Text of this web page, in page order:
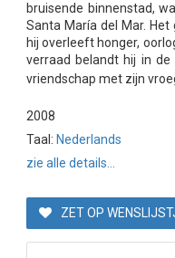
bruisende binnenstad,
Santa María del Mar.
hij overleeft honger,
verraad belandt hij in de
vriendschap met zijn
2008
Taal: Nederlands
zie alle details...
ZET OP